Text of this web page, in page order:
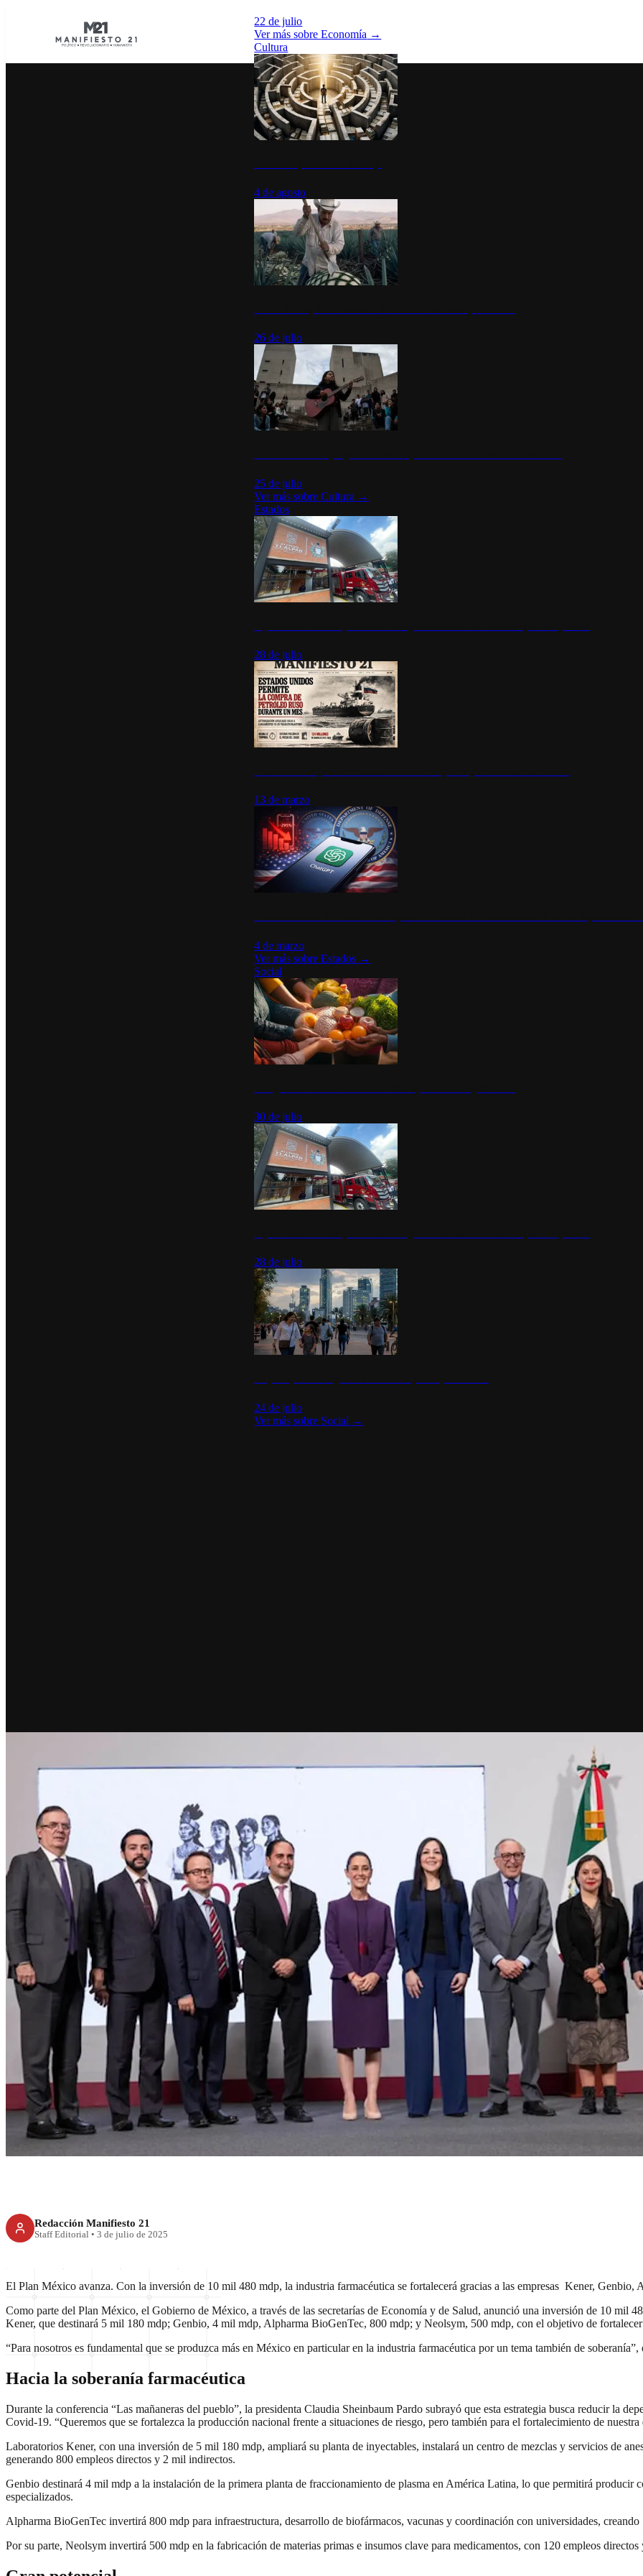
22 de julio
Ver más sobreEconomía →
Cultura
4 de agosto
26 de julio
25 de julio
Ver más sobreCultura →
Estados
28 de julio
13 de marzo
4 de marzo
Ver más sobreEstados →
Social
30 de julio
28 de julio
24 de julio
Ver más sobre Social →
RECIENTE
Industria farmacéutica le entra al
Plan México
Redacción Manifiesto 21
Staff Editorial • 3 de julio de 2025
El Plan México avanza. Con la inversión de 10 mil 480 mdp, la industria farmacéutica se fortalecerá gracias a las empresas Kener,
Como parte del Plan México, el Gobierno de México, a través de las secretarías de Economía y de Salud, anunció una inversión de 10 mil
Kener, que destinará 5 mil 180 mdp; Genbio, 4 mil mdp, Alpharma BioGenTec, 800 mdp; y Neolsym, 500 mdp, con el objetivo de
“Para nosotros es fundamental que se produzca más en México en particular en la industria farmacéutica por un tema también de
Hacia la soberanía farmacéutica
Durante la conferencia “Las mañaneras del pueblo”, la presidenta Claudia Sheinbaum Pardo subrayó que esta estrategia busca reducir la
Covid-19. “Queremos que se fortalezca la producción nacional frente a situaciones de riesgo, pero también para el fortalecimiento de
Laboratorios Kener, con una inversión de 5 mil 180 mdp, ampliará su planta de inyectables, instalará un centro de mezclas y servicios de
generando 800 empleos directos y 2 mil indirectos.
Genbio destinará 4 mil mdp a la instalación de la primera planta de fraccionamiento de plasma en América Latina, lo que permitirá producir
especializados.
Alpharma BioGenTec invertirá 800 mdp para infraestructura, desarrollo de biofármacos, vacunas y coordinación con universidades,
Por su parte, Neolsym invertirá 500 mdp en la fabricación de materias primas e insumos clave para medicamentos, con 120 empleos